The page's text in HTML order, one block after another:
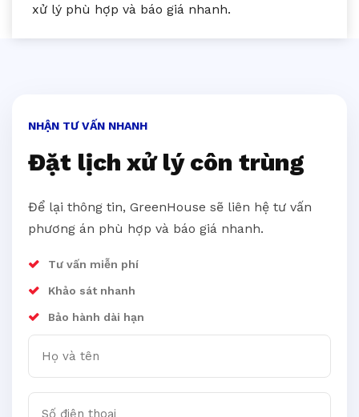
xử lý phù hợp và báo giá nhanh.
NHẬN TƯ VẤN NHANH
Đặt lịch xử lý côn trùng
Để lại thông tin, GreenHouse sẽ liên hệ tư vấn
phương án phù hợp và báo giá nhanh.
Tư vấn miễn phí
Khảo sát nhanh
Bảo hành dài hạn
Họ và tên
Số điện thoại